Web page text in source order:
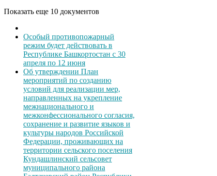
Показать еще 10 документов
Особый противопожарный
режим будет действовать в
Республике Башкортостан с 30
апреля по 12 июня
Об утверждении План
мероприятий по созданию
условий для реализации мер,
направленных на укрепление
межнационального и
межконфессионального согласия,
сохранение и развитие языков и
культуры народов Российской
Федерации, проживающих на
территории сельского поселения
Кундашлинский сельсовет
муниципального района